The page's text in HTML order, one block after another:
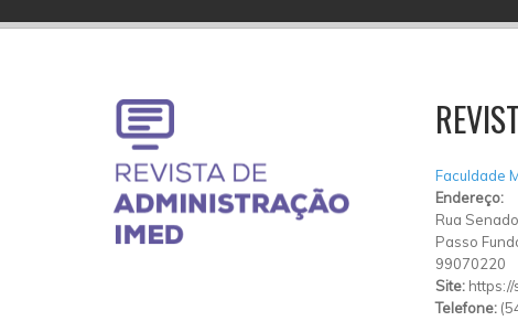
Faculdade
Endereço:
Rua
Passo
99070220
Site:
Telefone: